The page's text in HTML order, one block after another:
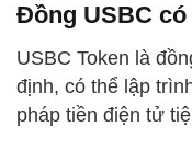
Đồng USBC
USBC Token là
định, có thể lập
pháp tiền điện tử